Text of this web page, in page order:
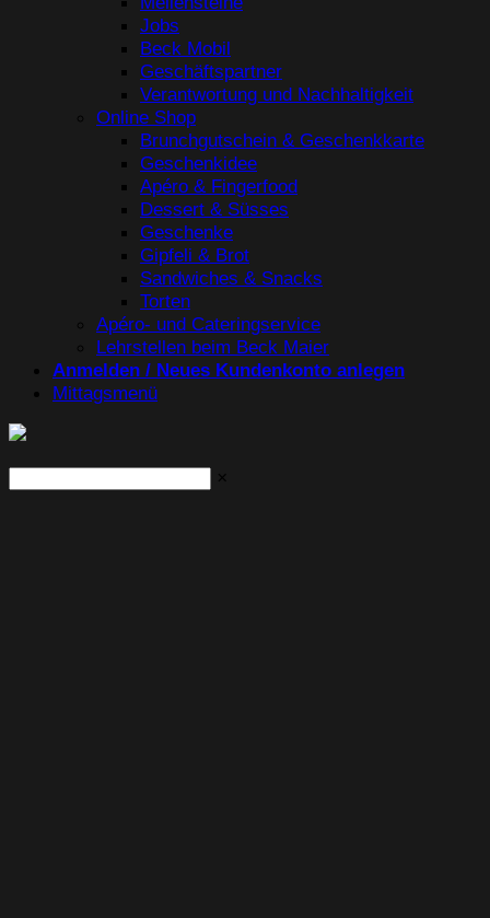
Jobs
Beck Mobil
Geschäftspartner
Verantwortung und Nachhaltigkeit
Online Shop
Brunchgutschein & Geschenkkarte
Geschenkidee
Apéro & Fingerfood
Dessert & Süsses
Geschenke
Gipfeli & Brot
Sandwiches & Snacks
Torten
Apéro- und Cateringservice
Lehrstellen beim Beck Maier
Anmelden / Neues Kundenkonto anlegen
Mittagsmenü
×